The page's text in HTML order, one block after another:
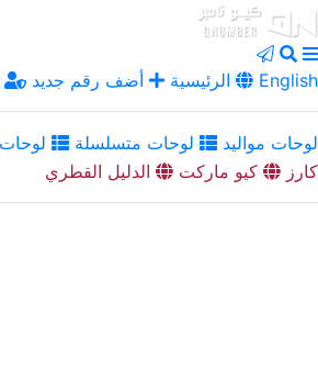
الرئيسية أضف رقم جديد English
لوحات مواليد لوحات متسلسلة
كارز
كيو ماركت الدليل القطري